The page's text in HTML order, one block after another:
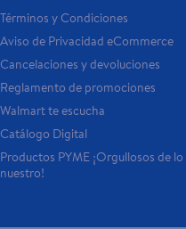
Términos y Condiciones
Aviso de Privacidad eCommerce
Cancelaciones y devoluciones
Reglamento de promociones
Walmart te escucha
Catálogo Digital
Productos PYME ¡Orgullosos de lo
nuestro!